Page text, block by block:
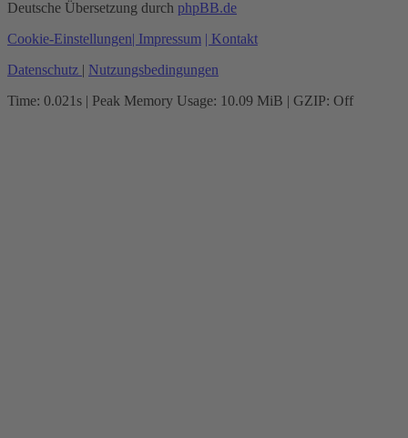
Deutsche Übersetzung durch phpBB.de
Cookie-Einstellungen| Impressum | Kontakt
Datenschutz | Nutzungsbedingungen
Time: 0.021s | Peak Memory Usage: 10.09 MiB | GZIP: Off